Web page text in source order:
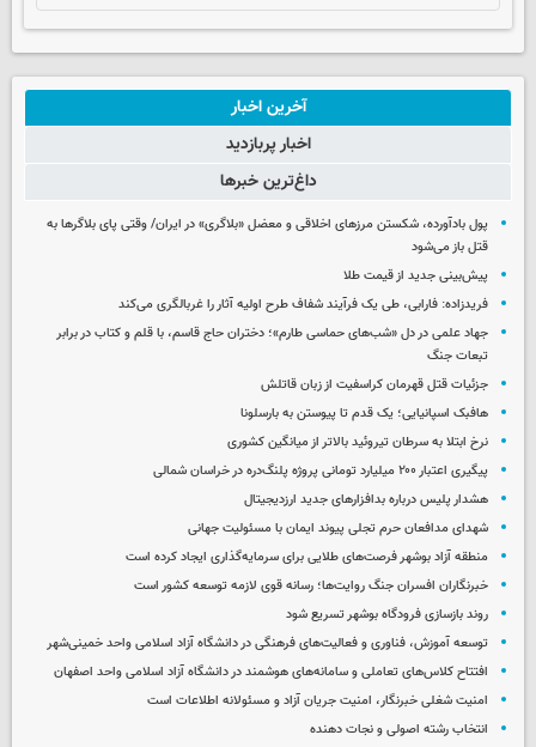
آخرین اخبار
اخبار پربازدید
داغ‌ترین خبرها
پول بادآورده، شکستن مرزهای اخلاقی و معضل «بلاگری» در ایران/ وقتی پای بلاگرها به
قتل باز می‌شود
پیش‌بینی جدید از قیمت طلا
فریدزاده: فارابی، طی یک فرآیند شفاف طرح اولیه آثار را غربالگری می‌کند
جهاد علمی در دل «شب‌های حماسی طارم»؛ دختران حاج قاسم، با قلم و کتاب در برابر
تبعات جنگ
جزئیات قتل قهرمان کراسفیت از زبان قاتلش
هافبک اسپانیایی؛ یک قدم تا پیوستن به بارسلونا
نرخ ابتلا به سرطان تیروئید بالاتر از میانگین کشوری
پیگیری اعتبار ۲۰۰ میلیارد تومانی پروژه پلنگ‌دره در خراسان شمالی
هشدار پلیس درباره بدافزارهای جدید ارزدیجیتال
شهدای مدافعان حرم تجلی پیوند ایمان با مسئولیت جهانی
منطقه آزاد بوشهر فرصت‌های طلایی برای سرمایه‌گذاری ایجاد کرده است
خبرنگاران افسران جنگ روایت‌ها؛ رسانه قوی لازمه توسعه کشور است
روند بازسازی فرودگاه بوشهر تسریع شود
توسعه آموزش، فناوری و فعالیت‌های فرهنگی در دانشگاه آزاد اسلامی واحد خمینی‌شهر
افتتاح کلاس‌های تعاملی و سامانه‌های هوشمند در دانشگاه آزاد اسلامی واحد اصفهان
امنیت شغلی خبرنگار، امنیت جریان آزاد و مسئولانه اطلاعات است
انتخاب رشته اصولی و نجات دهنده